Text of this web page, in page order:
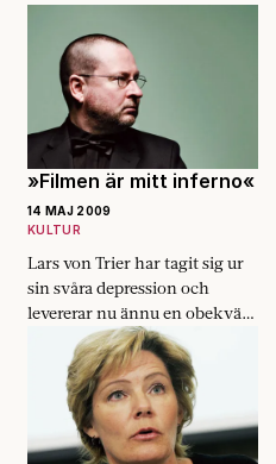
»Filmen är mitt inferno«
14 MAJ 2009
KULTUR
Lars von Trier har tagit sig ur
sin svåra depression och
levererar nu ännu en obekväm